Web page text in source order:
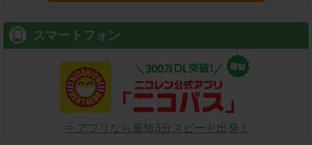
スマートフォン
⇒ アプリなら最短3分スピード出発！